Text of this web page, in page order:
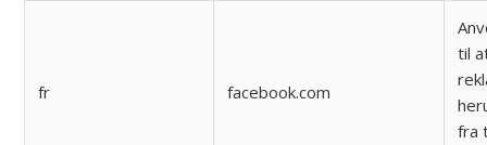
fr facebook.com
til
fra